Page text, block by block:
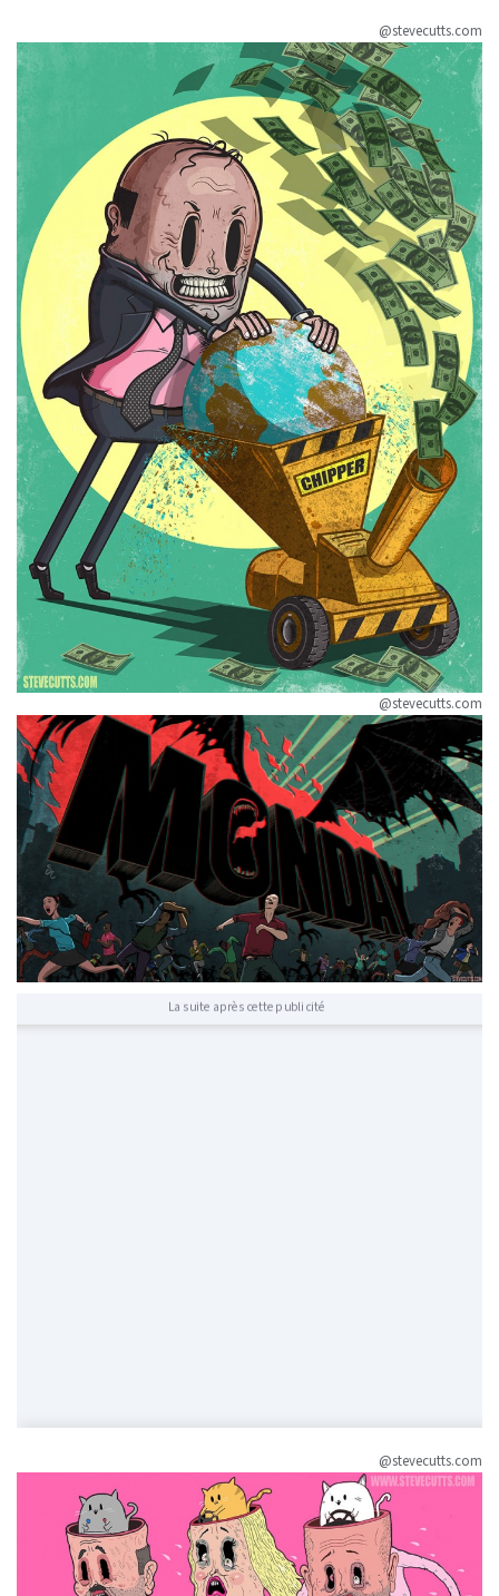
@stevecutts.com
@stevecutts.com
La suite après cette publicité
@stevecutts.com